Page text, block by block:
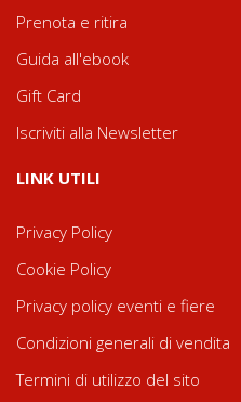
Prenota e ritira
Guida all'ebook
Gift Card
Iscriviti alla Newsletter
LINK UTILI
Privacy Policy
Cookie Policy
Privacy policy eventi e fiere
Condizioni generali di vendita
Termini di utilizzo del sito